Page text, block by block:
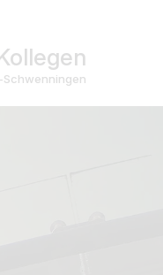
Schwenningen